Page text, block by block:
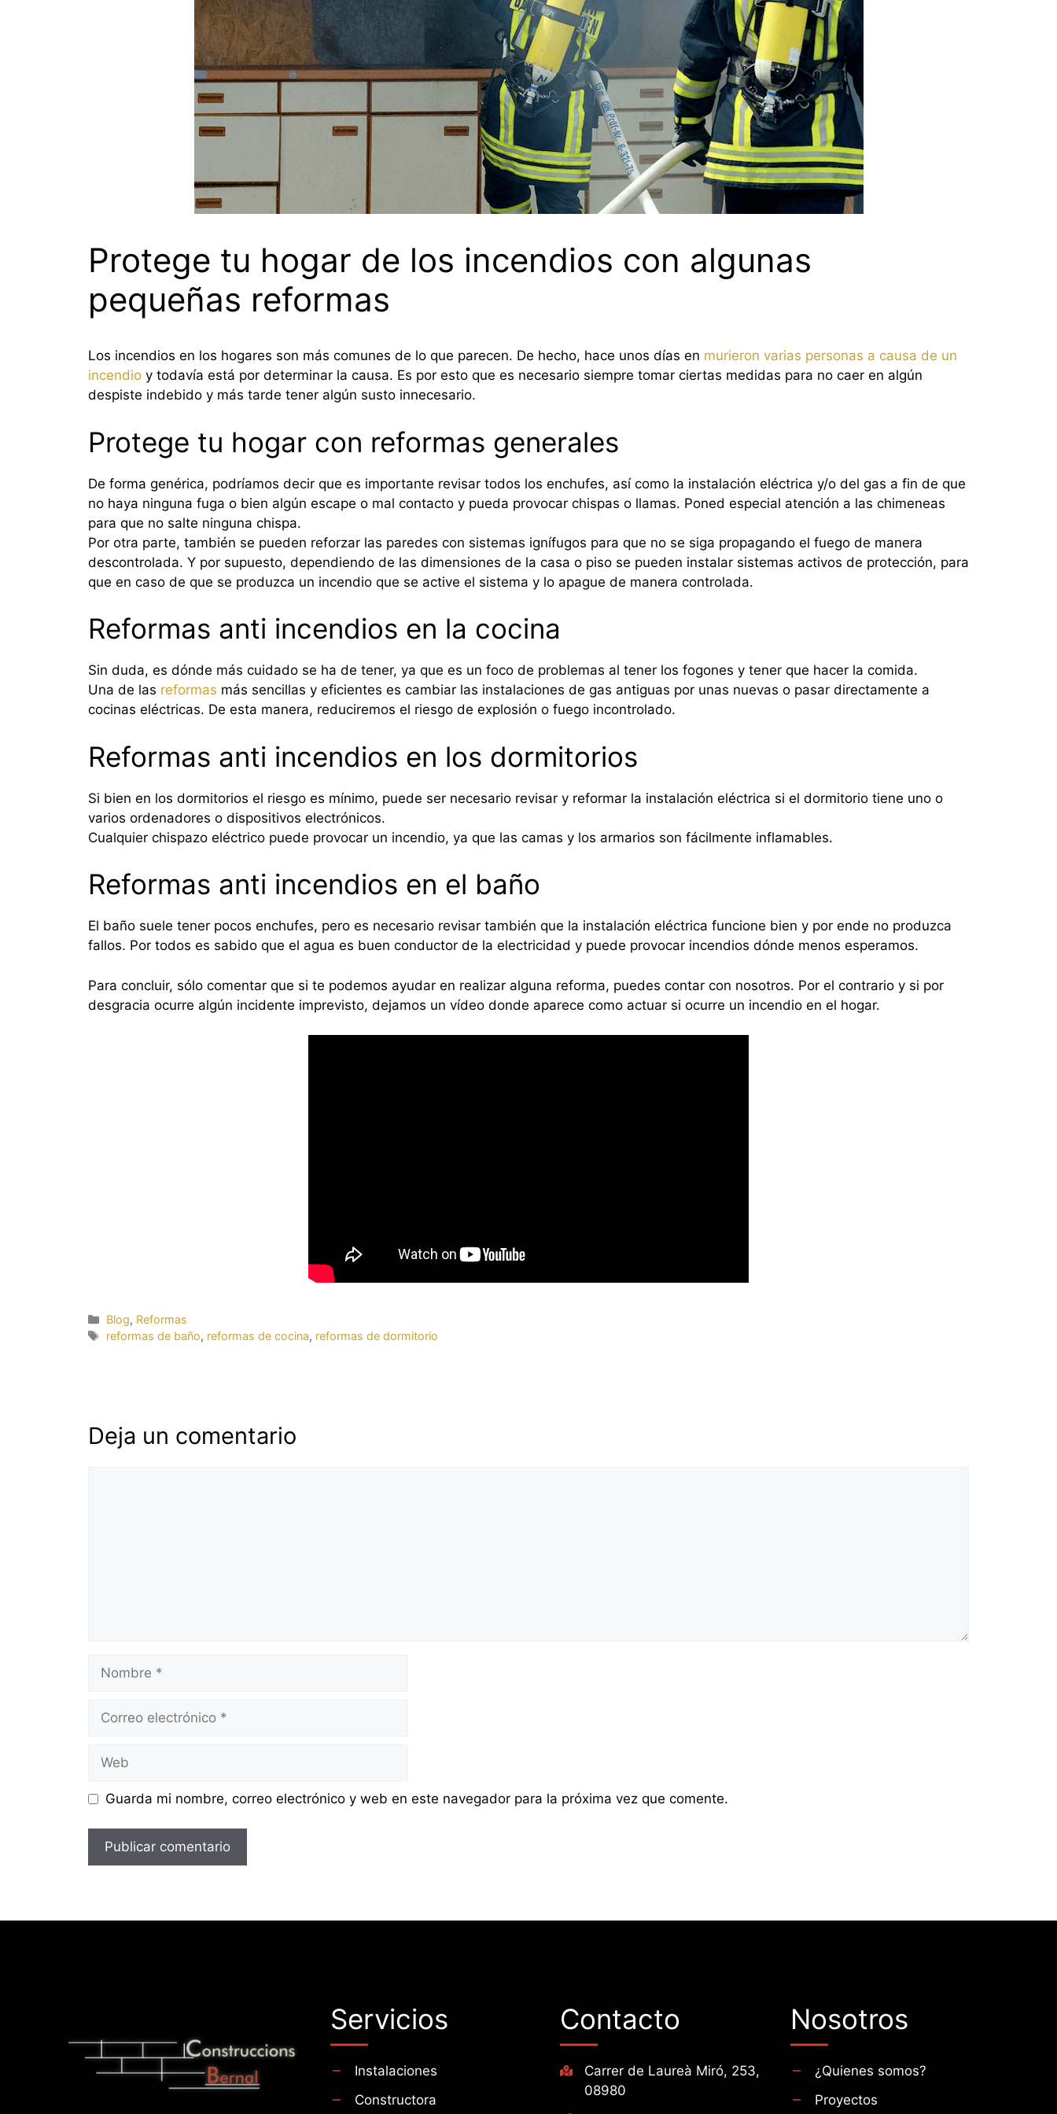
Protege tu hogar de los incendios con algunas
pequeñas reformas
Los incendios en los hogares son más comunes de lo que parecen. De hecho, hace unos días en murieron varias personas a causa de un
incendio y todavía está por determinar la causa. Es por esto que es necesario siempre tomar ciertas medidas para no caer en algún
despiste indebido y más tarde tener algún susto innecesario.
Protege tu hogar con reformas generales
De forma genérica, podríamos decir que es importante revisar todos los enchufes, así como la instalación eléctrica y/o del gas a fin de que
no haya ninguna fuga o bien algún escape o mal contacto y pueda provocar chispas o llamas. Poned especial atención a las chimeneas
para que no salte ninguna chispa.
Por otra parte, también se pueden reforzar las paredes con sistemas ignífugos para que no se siga propagando el fuego de manera
descontrolada. Y por supuesto, dependiendo de las dimensiones de la casa o piso se pueden instalar sistemas activos de protección, para
que en caso de que se produzca un incendio que se active el sistema y lo apague de manera controlada.
Reformas anti incendios en la cocina
Sin duda, es dónde más cuidado se ha de tener, ya que es un foco de problemas al tener los fogones y tener que hacer la comida.
Una de las reformas más sencillas y eficientes es cambiar las instalaciones de gas antiguas por unas nuevas o pasar directamente a
cocinas eléctricas. De esta manera, reduciremos el riesgo de explosión o fuego incontrolado.
Reformas anti incendios en los dormitorios
Si bien en los dormitorios el riesgo es mínimo, puede ser necesario revisar y reformar la instalación eléctrica si el dormitorio tiene uno o
varios ordenadores o dispositivos electrónicos.
Cualquier chispazo eléctrico puede provocar un incendio, ya que las camas y los armarios son fácilmente inflamables.
Reformas anti incendios en el baño
El baño suele tener pocos enchufes, pero es necesario revisar también que la instalación eléctrica funcione bien y por ende no produzca
fallos. Por todos es sabido que el agua es buen conductor de la electricidad y puede provocar incendios dónde menos esperamos.
Para concluir, sólo comentar que si te podemos ayudar en realizar alguna reforma, puedes contar con nosotros. Por el contrario y si por
desgracia ocurre algún incidente imprevisto, dejamos un vídeo donde aparece como actuar si ocurre un incendio en el hogar.
Categorías
Blog, Reformas
Etiquetas
reformas de baño, reformas de cocina, reformas de dormitorio
Deja un comentario
electrónico
Guarda mi nombre, correo electrónico y web en este navegador para la próxima vez que comente.
Servicios
Instalaciones
Constructora
Contacto
Carrer de Laureà Miró, 253,
08980
Nosotros
¿Quienes somos?
Proyectos